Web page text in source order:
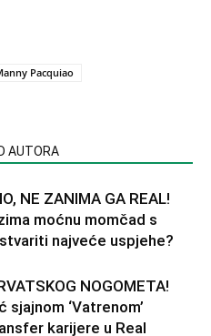
Pacquiao
AUTORA
NE ZANIMA GA REAL!
moćnu momčad s
najveće uspjehe?
NOGOMETA!
sjajnom ‘Vatrenom’
karijere u Real